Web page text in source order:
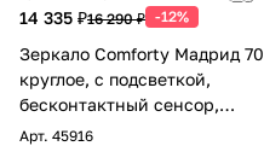
14 335 ₽16 290 ₽ -12%
Зеркало Comforty Мадрид 70
круглое, с подсветкой,
бесконтактный сенсор,
серый шёлк
Арт. 45916